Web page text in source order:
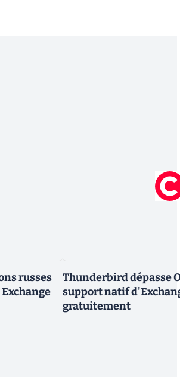
russes
Thunderbird dépasse
support natif
gratuitement